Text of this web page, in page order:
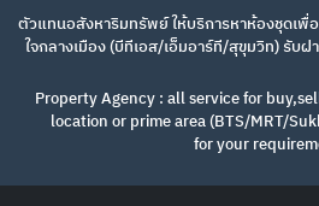
ตัวแทนอสังหาริมทรัพย์ ให้บริการหาห้องชุดเพื่อ
ใจกลางเมือง (บีทีเอส/เอ็มอาร์ที/สุขุมวิท) รับ
Property Agency : all service for
location or prime area (BTS/MRT/
for your